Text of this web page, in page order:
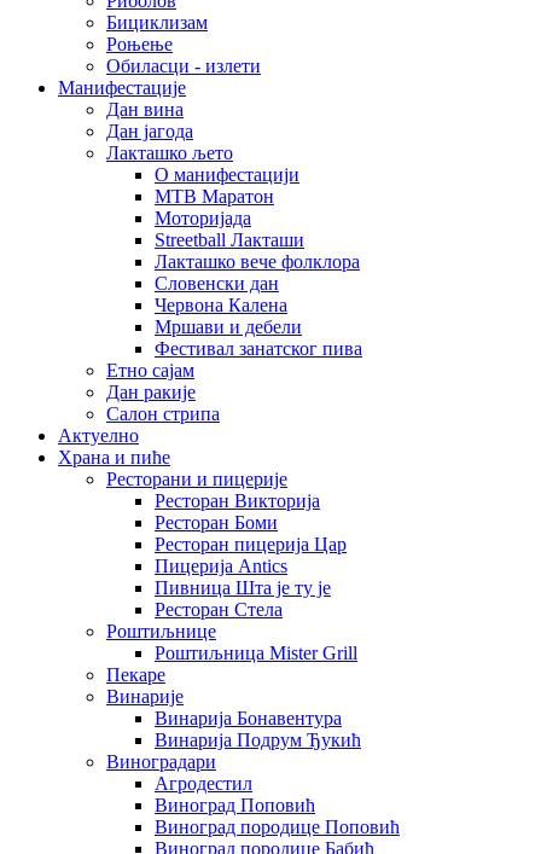
Бициклизам
Роњење
Обиласци - излети
Манифестације
Дан вина
Дан јагода
Лакташко љето
О манифестацији
MTB Маратон
Моторијада
Streetball Лакташи
Лакташко вече фолклора
Словенски дан
Червона Калена
Мршави и дебели
Фестивал занатског пива
Етно сајам
Дан ракије
Салон стрипа
Актуелно
Храна и пиће
Ресторани и пицерије
Ресторан Викторија
Ресторан Боми
Ресторан пицерија Цар
Пицерија Аntics
Пивница Шта је ту је
Ресторан Стела
Роштиљнице
Роштиљница Mister Grill
Пекаре
Винарије
Винарија Бонавентура
Винарија Подрум Ђукић
Виноградари
Агродестил
Виноград Поповић
Виноград породице Поповић
Виноград породице Бабић